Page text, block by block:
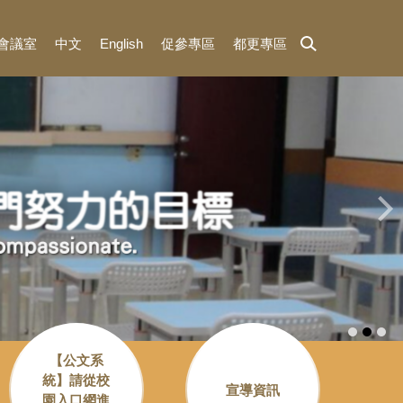
議室 中文 English 促參專區 都更專區
【公文系
統】請從校
宣導資訊